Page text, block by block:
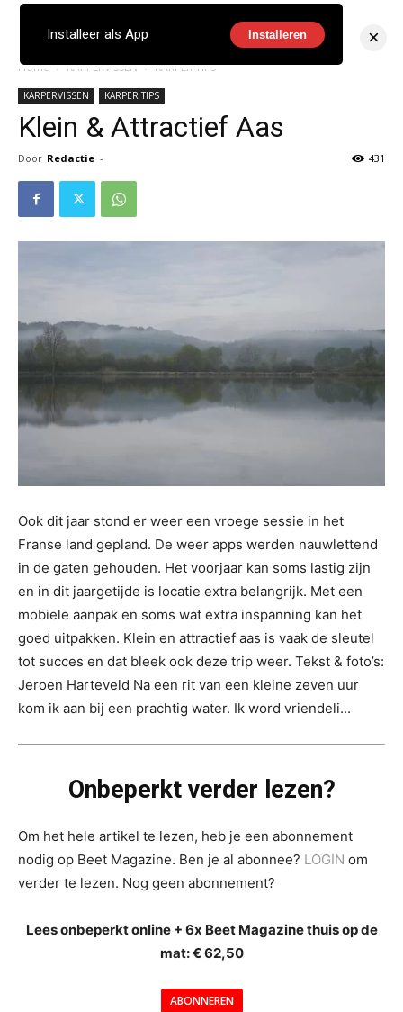
Home KARPERVISSEN KARPER TIPS
KARPERVISSEN KARPER TIPS
Klein & Attractief Aas
Door Redactie - 431
Ook dit jaar stond er weer een vroege sessie in het
Franse land gepland. De weer apps werden nauwlettend
in de gaten gehouden. Het voorjaar kan soms lastig zijn
en in dit jaargetijde is locatie extra belangrijk. Met een
mobiele aanpak en soms wat extra inspanning kan het
goed uitpakken. Klein en attractief aas is vaak de sleutel
tot succes en dat bleek ook deze trip weer. Tekst & foto’s:
Jeroen Harteveld Na een rit van een kleine zeven uur
kom ik aan bij een prachtig water. Ik word vriendeli...
Onbeperkt verder lezen?
Om het hele artikel te lezen, heb je een abonnement
nodig op Beet Magazine. Ben je al abonnee? LOGIN om
verder te lezen. Nog geen abonnement?
Lees onbeperkt online + 6x Beet Magazine thuis op de
mat: € 62,50
ABONNEREN
Installeer als App Installeren ×